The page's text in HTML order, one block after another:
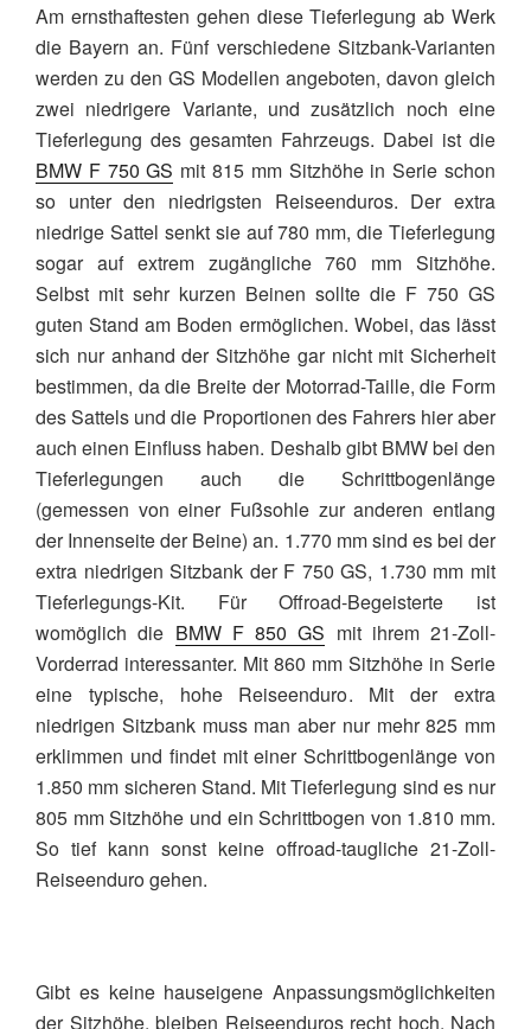
Am ernsthaftesten gehen diese Tieferlegung ab Werk
die Bayern an. Fünf verschiedene Sitzbank-Varianten
werden zu den GS Modellen angeboten, davon gleich
zwei niedrigere Variante, und zusätzlich noch eine
Tieferlegung des gesamten Fahrzeugs. Dabei ist die
BMW F 750 GS mit 815 mm Sitzhöhe in Serie schon
so unter den niedrigsten Reiseenduros. Der extra
niedrige Sattel senkt sie auf 780 mm, die Tieferlegung
sogar auf extrem zugängliche 760 mm Sitzhöhe.
Selbst mit sehr kurzen Beinen sollte die F 750 GS
guten Stand am Boden ermöglichen. Wobei, das lässt
sich nur anhand der Sitzhöhe gar nicht mit Sicherheit
bestimmen, da die Breite der Motorrad-Taille, die Form
des Sattels und die Proportionen des Fahrers hier aber
auch einen Einfluss haben. Deshalb gibt BMW bei den
Tieferlegungen auch die Schrittbogenlänge
(gemessen von einer Fußsohle zur anderen entlang
der Innenseite der Beine) an. 1.770 mm sind es bei der
extra niedrigen Sitzbank der F 750 GS, 1.730 mm mit
Tieferlegungs-Kit. Für Offroad-Begeisterte ist
womöglich die BMW F 850 GS mit ihrem 21-Zoll-
Vorderrad interessanter. Mit 860 mm Sitzhöhe in Serie
eine typische, hohe Reiseenduro. Mit der extra
niedrigen Sitzbank muss man aber nur mehr 825 mm
erklimmen und findet mit einer Schrittbogenlänge von
1.850 mm sicheren Stand. Mit Tieferlegung sind es nur
805 mm Sitzhöhe und ein Schrittbogen von 1.810 mm.
So tief kann sonst keine offroad-taugliche 21-Zoll-
Reiseenduro gehen.
Gibt es keine hauseigene Anpassungsmöglichkeiten
der Sitzhöhe, bleiben Reiseenduros recht hoch. Nach